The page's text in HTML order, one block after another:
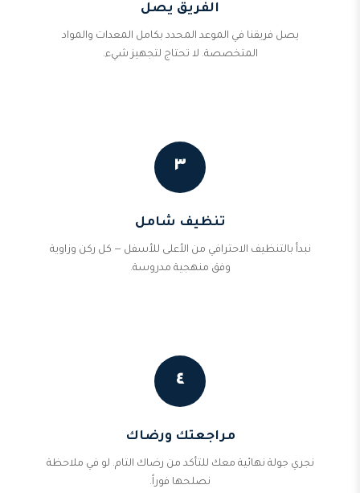
الفريق يصل
يصل فريقنا في الموعد المحدد بكامل المعدات والمواد
المتخصصة. لا تحتاج لتجهيز شيء.
٣
تنظيف شامل
نبدأ بالتنظيف الاحترافي من الأعلى للأسفل — كل ركن وزاوية
وفق منهجية مدروسة.
٤
مراجعتك ورضاك
نجري جولة نهائية معك للتأكد من رضاك التام. لو في ملاحظة
نصلحها فوراً.